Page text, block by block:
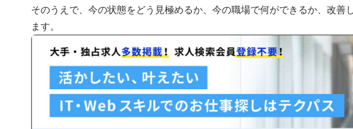
そのうえで、今の状態をどう見極めるか、今の職場で何ができるか、改善
ます。